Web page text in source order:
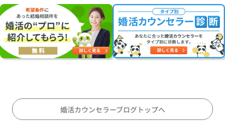
お
見
合
い
に
メ
を
見
つ
け
る
対
等
右
す
る
理
由
テ
婚活カウンセラーブログトップへ